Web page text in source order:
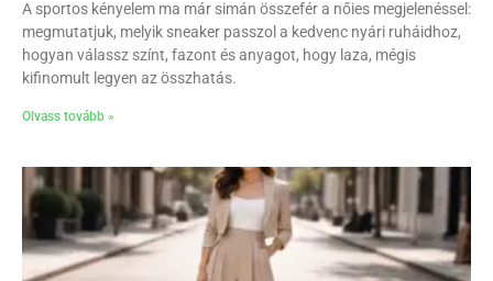
A sportos kényelem ma már simán összefér a nőies megjelenéssel:
megmutatjuk, melyik sneaker passzol a kedvenc nyári ruháidhoz,
hogyan válassz színt, fazont és anyagot, hogy laza, mégis
kifinomult legyen az összhatás.
Olvass tovább »